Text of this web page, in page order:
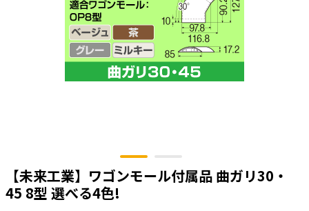
エアコン・換気扇・空調資材
太陽光発電ケーブル・コネクタ・関連資
電源ケーブル／コネクタ／分電盤／ブレ
PF管/FEP管/CD管/情報線保護管
ボックス・ビニル電線管付属品・引き込
みカバー
太陽光発電工事
ホテル・病院向け
【未来工業】ワゴンモール付属品 曲ガリ30・
45 8型 選べる4色!